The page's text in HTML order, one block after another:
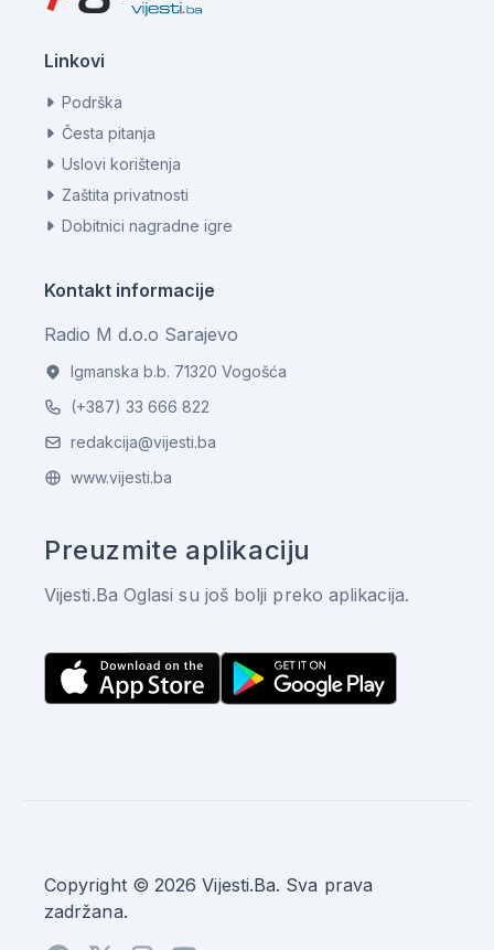
Linkovi
Podrška
Česta pitanja
Uslovi korištenja
Zaštita privatnosti
Dobitnici nagradne igre
Kontakt informacije
Radio M d.o.o Sarajevo
Igmanska b.b. 71320 Vogošća
(+387) 33 666 822
redakcija@vijesti.ba
www.vijesti.ba
Preuzmite aplikaciju
Vijesti.Ba Oglasi su još bolji preko aplikacija.
Copyright © 2026 Vijesti.Ba. Sva prava
zadržana.